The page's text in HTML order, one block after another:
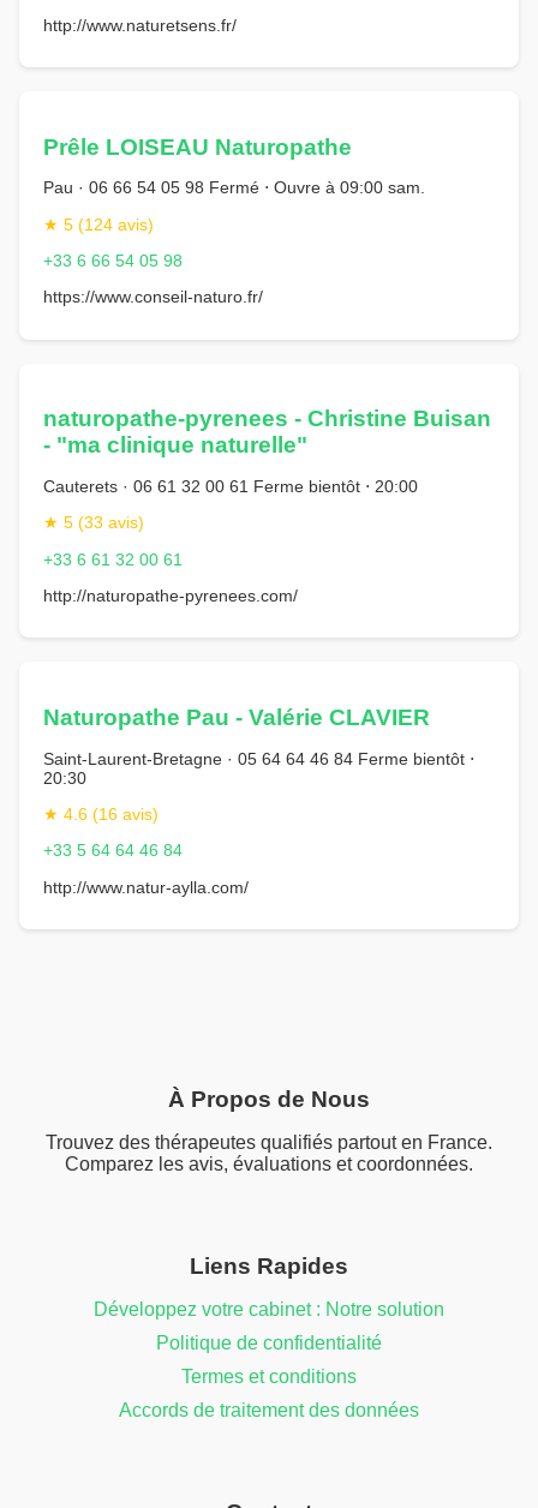
http://www.naturetsens.fr/
Prêle LOISEAU Naturopathe
Pau · 06 66 54 05 98 Fermé ⋅ Ouvre à 09:00 sam.
★ 5 (124 avis)
+33 6 66 54 05 98
https://www.conseil-naturo.fr/
naturopathe-pyrenees - Christine Buisan
- "ma clinique naturelle"
Cauterets · 06 61 32 00 61 Ferme bientôt ⋅ 20:00
★ 5 (33 avis)
+33 6 61 32 00 61
http://naturopathe-pyrenees.com/
Naturopathe Pau - Valérie CLAVIER
Saint-Laurent-Bretagne · 05 64 64 46 84 Ferme bientôt ⋅
20:30
★ 4.6 (16 avis)
+33 5 64 64 46 84
http://www.natur-aylla.com/
À Propos de Nous
Trouvez des thérapeutes qualifiés partout en France.
Comparez les avis, évaluations et coordonnées.
Liens Rapides
Développez votre cabinet : Notre solution
Politique de confidentialité
Termes et conditions
Accords de traitement des données